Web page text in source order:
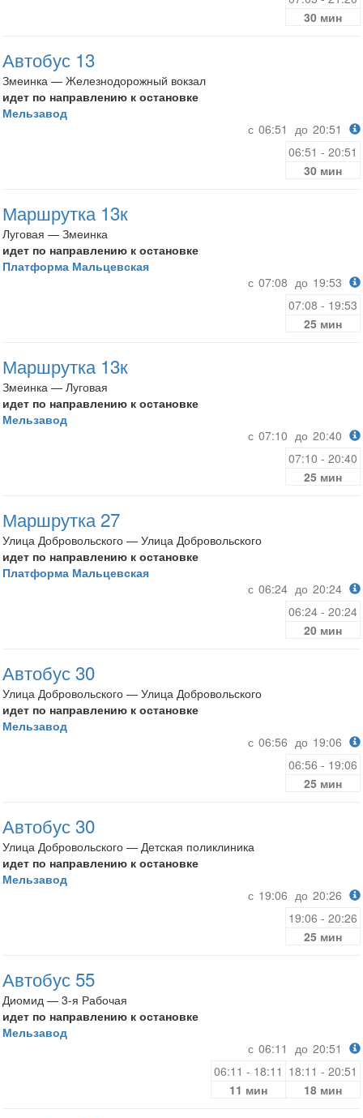
30 мин
Автобус 13
Змеинка — Железнодорожный вокзал
идет по направлению к остановке
Мельзавод
с 06:51 до 20:51
06:51 - 20:51
30 мин
Маршрутка 13к
Луговая — Змеинка
идет по направлению к остановке
Платформа Мальцевская
с 07:08 до 19:53
07:08 - 19:53
25 мин
Маршрутка 13к
Змеинка — Луговая
идет по направлению к остановке
Мельзавод
с 07:10 до 20:40
07:10 - 20:40
25 мин
Маршрутка 27
Улица Добровольского — Улица Добровольского
идет по направлению к остановке
Платформа Мальцевская
с 06:24 до 20:24
06:24 - 20:24
20 мин
Автобус 30
Улица Добровольского — Улица Добровольского
идет по направлению к остановке
Мельзавод
с 06:56 до 19:06
06:56 - 19:06
25 мин
Автобус 30
Улица Добровольского — Детская поликлиника
идет по направлению к остановке
Мельзавод
с 19:06 до 20:26
19:06 - 20:26
25 мин
Автобус 55
Диомид — 3-я Рабочая
идет по направлению к остановке
Мельзавод
с 06:11 до 20:51
06:11 - 18:11 18:11 - 20:51
11 мин
18 мин